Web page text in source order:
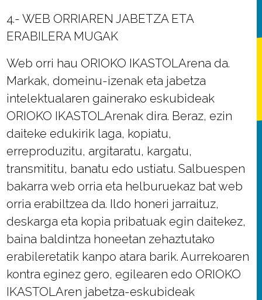
4.- WEB ORRIAREN JABETZA ETA
ERABILERA MUGAK
Web orri hau ORIOKO IKASTOLArena da.
Markak, domeinu-izenak eta jabetza
intelektualaren gainerako eskubideak
ORIOKO IKASTOLArenak dira. Beraz, ezin
daiteke edukirik laga, kopiatu,
erreproduzitu, argitaratu, kargatu,
transmititu, banatu edo ustiatu. Salbuespen
bakarra web orria eta helburuekaz bat web
orria erabiltzea da. Ildo honeri jarraituz,
deskarga eta kopia pribatuak egin daitekez,
baina baldintza honeetan zehaztutako
erabileretatik kanpo atara barik. Aurrekoaren
kontra eginez gero, egilearen edo ORIOKO
IKASTOLAren jabetza-eskubideak